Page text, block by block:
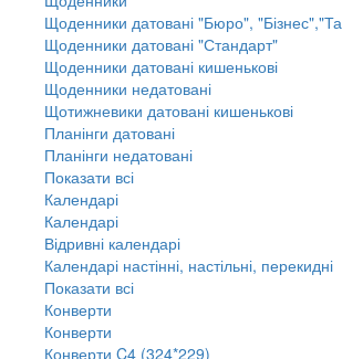
Щоденники датовані "Бюро",
Щоденники датовані "Стандарт"
Щоденники датовані кишенькові
Щоденники недатовані
Щотижневики датовані кишенькові
Планінги датовані
Планінги недатовані
Показати всі
Календарі
Календарі
Відривні календарі
Календарі настінні, настільні, перекидні
Показати всі
Конверти
Конверти
Конверти C4 (324*229)